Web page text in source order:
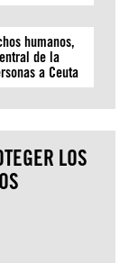
humanos,
de la
a Ceuta
LOS